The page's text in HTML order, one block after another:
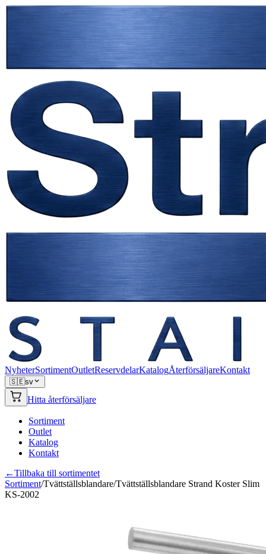
NyheterSortimentOutletReservdelarKatalogÅterförsäljareKontakt
🇸🇪sv
Hitta återförsäljare
Sortiment
Outlet
Katalog
Kontakt
←Tillbaka till sortimentet
Sortiment/Tvättställsblandare/Tvättställsblandare Strand Koster Slim
KS-2002